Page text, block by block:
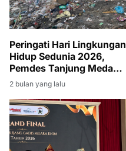
Peringati Hari Lingkungan
Hidup Sedunia 2026,
Pemdes Tanjung Medang
Gelar Gotong Royong
Massal
2 bulan yang lalu